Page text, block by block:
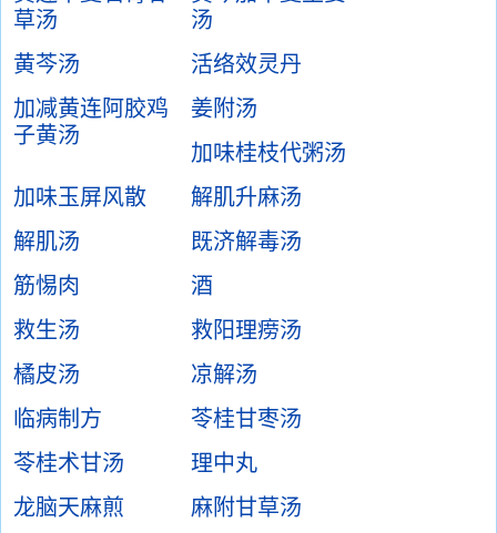
草汤
汤
黄芩汤
活络效灵丹
加减黄连阿胶鸡
子黄汤
姜附汤
加味桂枝代粥汤
加味玉屏风散
解肌升麻汤
解肌汤
既济解毒汤
筋惕肉
酒
救生汤
救阳理痨汤
橘皮汤
凉解汤
临病制方
苓桂甘枣汤
苓桂术甘汤
理中丸
龙脑天麻煎
麻附甘草汤